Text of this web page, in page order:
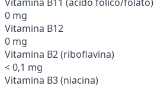
0 mg
Vitamina B12
0 mg
Vitamina B2 (riboflavina)
< 0,1 mg
Vitamina B3 (niacina)